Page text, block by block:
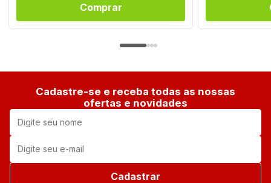
Comprar
Cadastre-se e receba todas as nossas
ofertas e novidades
Cadastrar